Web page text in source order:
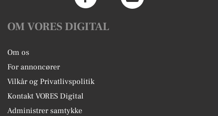
OM VORES DIGITAL
Om os
For annoncører
Vilkår og Privatlivspolitik
Kontakt VORES Digital
Administrer samtykke